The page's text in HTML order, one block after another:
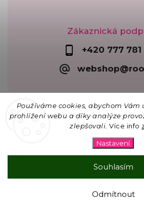
Používáme cookies, abychom
prohlížení webu a díky analýze
zlepšovali. Více info
Nastavení
Odmítnout
Souhlasím
☀ 15% SLEVA na vše na lapače
Zákaznická
+420 777
vyhrazena.
Upravit nastavení
Shoptet | Design